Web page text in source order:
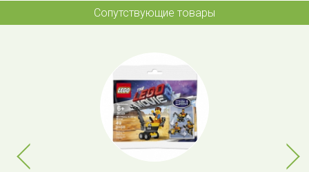
Сопутствующие товары
Previous Next